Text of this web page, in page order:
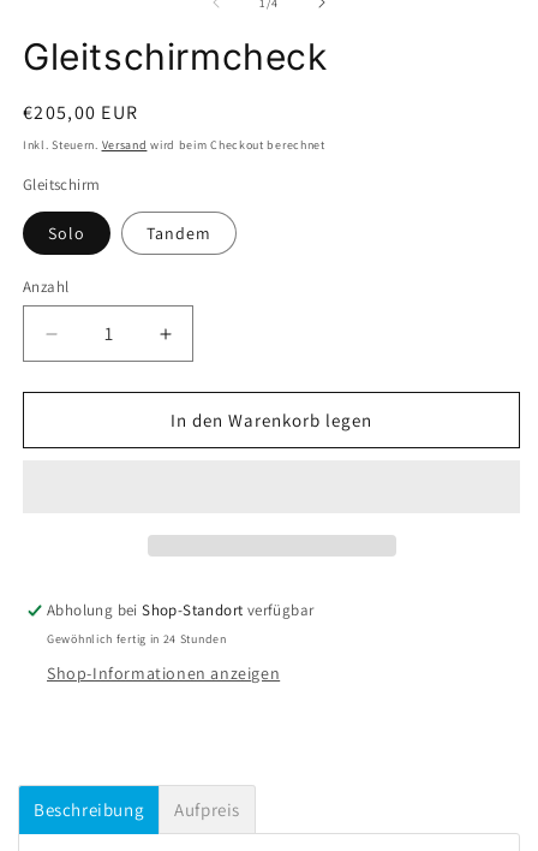
Gleitschirmcheck
Normaler
Preis
€205,00 EUR
Inkl. Steuern. Versand wird beim Checkout berechnet
Gleitschirm
Solo Tandem
Anzahl
Anzahl
Verringere
die
Menge
Gleitschirmcheck
Erhöhe
die
Menge
für
Gleitschirmcheck
In den Warenkorb legen
Abholung beiShop-Standort verfügbar
Gewöhnlich fertig in 24 Stunden
Shop-Informationen anzeigen
Beschreibung Aufpreis